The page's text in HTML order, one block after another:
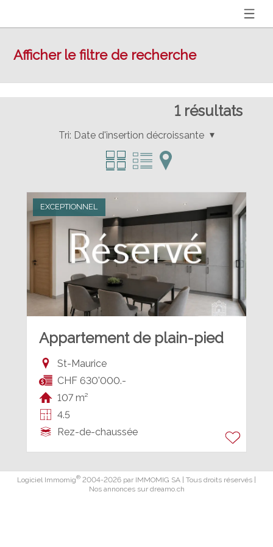
Afficher le filtre de recherche
1résultats
Tri: Date d'insertion décroissante
EXCEPTIONNEL
Appartement de plain-pied
St-Maurice
CHF 630'000.-
107 m²
4.5
Rez-de-chaussée
Logiciel Immomig® 2004-2026 par IMMOMIG SA | Tous droits réservés |
Nos annonces sur dreamo.ch